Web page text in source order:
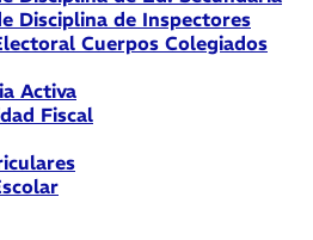
Disciplina de Inspectores
Cuerpos Colegiados
Activa
Fiscal